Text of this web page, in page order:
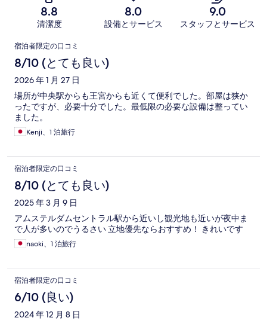
8.8
清潔度
8.0
設備とサービス
9.0
スタッフとサービス
口
コ
ミ
宿泊者限定の口コミ
8/10 (とても良い)
2026 年 1 月 27 日
場所が中央駅からも王宮からも近くて便利でした。部屋は狭か
ったですが、必要十分でした。最低限の必要な設備は整ってい
ました。
Kenji、1 泊旅行
宿泊者限定の口コミ
8/10 (とても良い)
2025 年 3 月 9 日
アムステルダムセントラル駅から近いし観光地も近いが夜中ま
で人が多いのでうるさい 立地優先ならおすすめ！ きれいです
naoki、1 泊旅行
宿泊者限定の口コミ
6/10 (良い)
2024 年 12 月 8 日